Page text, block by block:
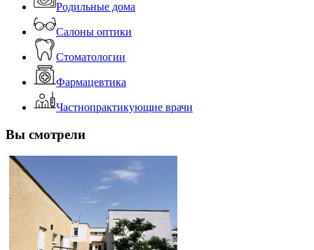
Родильные дома
Салоны оптики
Стоматологии
Фармацевтика
Частнопрактикующие врачи
Вы смотрели